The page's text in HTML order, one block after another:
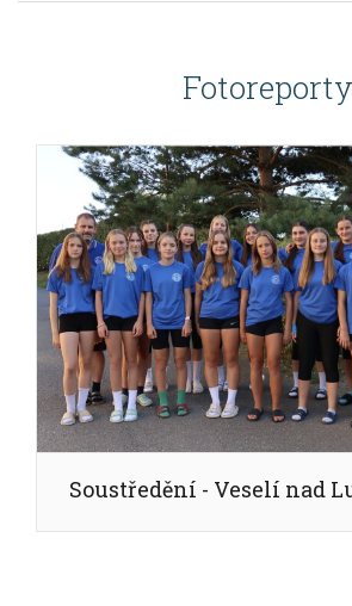
Fotoreporty
Soustředění - Veselí nad